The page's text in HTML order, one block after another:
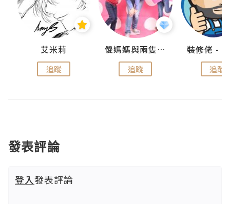
艾米莉
追蹤
儍媽媽與兩隻小魔怪之家
追蹤 追蹤
發表評論
登入發表評論